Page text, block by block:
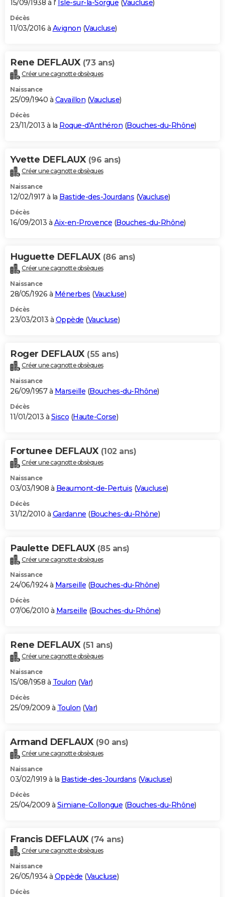
15/09/1938 à l' Isle-sur-la-Sorgue (Vaucluse)
Décès
11/03/2016 à Avignon (Vaucluse)
Rene DEFLAUX (73 ans)
Créer une cagnotte obsèques
Naissance
25/09/1940 à Cavaillon (Vaucluse)
Décès
23/11/2013 à la Roque-d'Anthéron (Bouches-du-Rhône)
Yvette DEFLAUX (96 ans)
Créer une cagnotte obsèques
Naissance
12/02/1917 à la Bastide-des-Jourdans (Vaucluse)
Décès
16/09/2013 à Aix-en-Provence (Bouches-du-Rhône)
Huguette DEFLAUX (86 ans)
Créer une cagnotte obsèques
Naissance
28/05/1926 à Ménerbes (Vaucluse)
Décès
23/03/2013 à Oppède (Vaucluse)
Roger DEFLAUX (55 ans)
Créer une cagnotte obsèques
Naissance
26/09/1957 à Marseille (Bouches-du-Rhône)
Décès
11/01/2013 à Sisco (Haute-Corse)
Fortunee DEFLAUX (102 ans)
Créer une cagnotte obsèques
Naissance
03/03/1908 à Beaumont-de-Pertuis (Vaucluse)
Décès
31/12/2010 à Gardanne (Bouches-du-Rhône)
Paulette DEFLAUX (85 ans)
Créer une cagnotte obsèques
Naissance
24/06/1924 à Marseille (Bouches-du-Rhône)
Décès
07/06/2010 à Marseille (Bouches-du-Rhône)
Rene DEFLAUX (51 ans)
Créer une cagnotte obsèques
Naissance
15/08/1958 à Toulon (Var)
Décès
25/09/2009 à Toulon (Var)
Armand DEFLAUX (90 ans)
Créer une cagnotte obsèques
Naissance
03/02/1919 à la Bastide-des-Jourdans (Vaucluse)
Décès
25/04/2009 à Simiane-Collongue (Bouches-du-Rhône)
Francis DEFLAUX (74 ans)
Créer une cagnotte obsèques
Naissance
26/05/1934 à Oppède (Vaucluse)
Décès